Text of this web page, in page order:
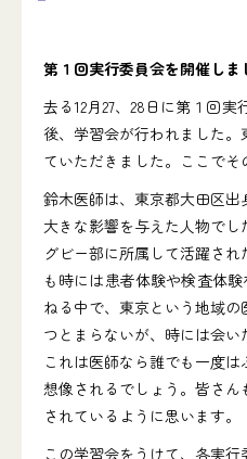
第１回実行委員会を開催しま
去る12月27、28日に第１回
後、学習会が行われました
ていただきました。ここでそ
鈴木医師は、東京都大田区
大きな影響を与えた人物で
グビー部に所属して活躍さ
も時には患者体験や検査体
ねる中で、東京という地域
つとまらないが、時には会
これは医師なら誰でも一度
想像されるでしょう。皆さ
されているように思います。
この学習会をうけて、各実